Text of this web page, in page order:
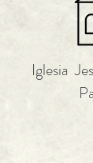
Iglesia